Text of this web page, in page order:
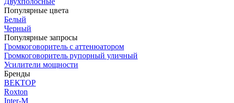
Популярные цвета
Белый
Черный
Популярные запросы
Громкоговоритель с аттенюатором
Громкоговоритель рупорный уличный
Усилители мощности
Бренды
ВЕКТОР
Roxton
Inter-M